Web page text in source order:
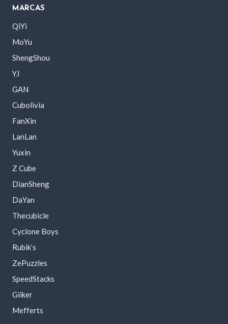
MARCAS
QiYi
MoYu
ShengShou
YJ
GAN
Cubolivia
FanXin
LanLan
Yuxin
Z Cube
DianSheng
DaYan
Thecubicle
Cyclone Boys
Rubik’s
ZePuzzles
SpeedStacks
Giiker
Mefferts